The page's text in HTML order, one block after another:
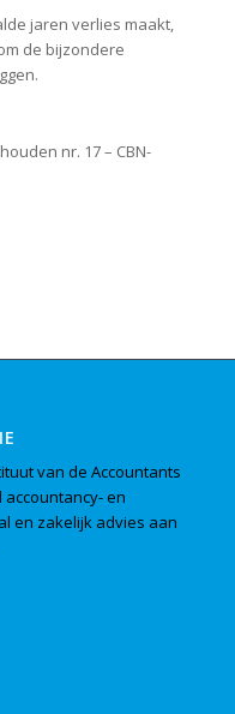
jaren verlies maakt,
de bijzondere
nr. 17 – CBN-
van de Accountants
en
en zakelijk advies aan